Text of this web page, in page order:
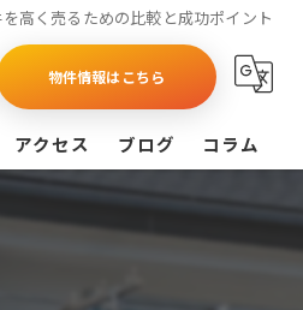
高く売るための比較と成功ポイント
物件情報はこちら
アクセス ブログ コラム